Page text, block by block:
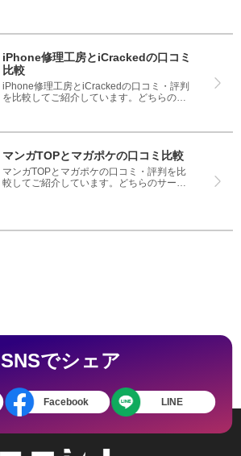
なく、悪い口コミもしっかり掲載している
さい。
iPhone修理工房とiCrackedの口コミ
比較
iPhone修理工房とiCrackedの口コミ・評判
を比較してご紹介しています。どちらのサ
て、iPhone修理工房とiCrackedのどちらを
マンガTOPとマガポケの口コミ比較
マンガTOPとマガポケの口コミ・評判を比
較してご紹介しています。どちらのサービ
にしてください。
SNSでシェア
Facebook LINE